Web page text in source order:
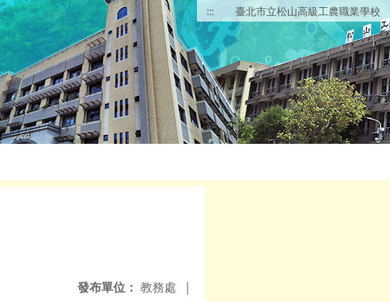
::: 臺北市立松山高級工農職業學校
發布單位： 教務處 |